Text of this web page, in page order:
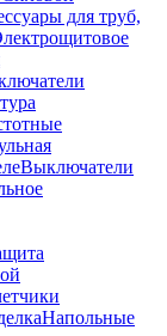
для труб,
Выключатели
Напольные